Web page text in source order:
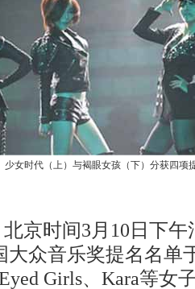
少女时代（上）与褐眼女孩（下）分获四项
时间3月10日下午
大众音乐奖提名名单
Girls、Kara等女